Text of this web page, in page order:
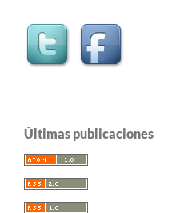
Últimas publicaciones